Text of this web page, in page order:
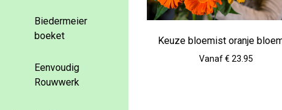
Biedermeier
boeket
Eenvoudig
Rouwwerk
Keuze bloemist oranje
Vanaf € 23.95